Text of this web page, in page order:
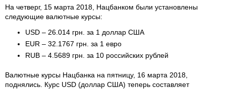
На четверг, 15 марта 2018, Нацбанком были установлены
следующие валютные курсы:
USD – 26.014 грн. за 1 доллар США
EUR – 32.1767 грн. за 1 евро
RUB – 4.5689 грн. за 10 российских рублей
Валютные курсы Нацбанка на пятницу, 16 марта 2018,
поднялись. Курс USD (доллар США) теперь составляет